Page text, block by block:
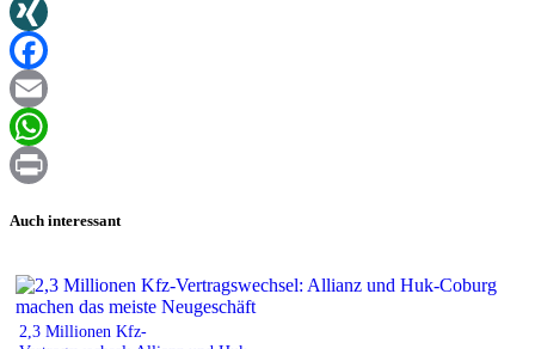
Twitter
XING
Facebook
Email
WhatsApp
Auch interessant
2,3 Millionen Kfz-